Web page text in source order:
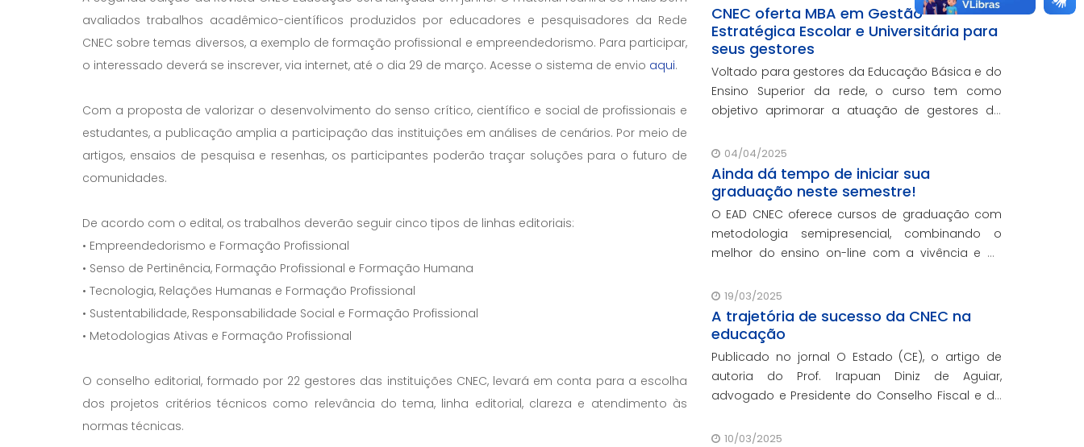
avaliados trabalhos acadêmico-científicos produzidos por educadores e pesquisadores da Rede
CNEC sobre temas diversos, a exemplo de formação profissional e empreendedorismo. Para participar,
o interessado deverá se inscrever, via internet, até o dia 29 de março. Acesse o sistema de envio aqui.
Com a proposta de valorizar o desenvolvimento do senso crítico, científico e social de profissionais e
estudantes, a publicação amplia a participação das instituições em análises de cenários. Por meio de
artigos, ensaios de pesquisa e resenhas, os participantes poderão traçar soluções para o futuro de
comunidades.
De acordo com o edital, os trabalhos deverão seguir cinco tipos de linhas editoriais:
• Empreendedorismo e Formação Profissional
• Senso de Pertinência, Formação Profissional e Formação Humana
• Tecnologia, Relações Humanas e Formação Profissional
• Sustentabilidade, Responsabilidade Social e Formação Profissional
• Metodologias Ativas e Formação Profissional
O conselho editorial, formado por 22 gestores das instituições CNEC, levará em conta para a escolha
dos projetos critérios técnicos como relevância do tema, linha editorial, clareza e atendimento às
normas técnicas.
CNEC oferta MBA em Gestão
Estratégica Escolar e Universitária para
seus gestores
Voltado para gestores da Educação Básica e do
Ensino Superior da rede, o curso tem como
objetivo aprimorar a atuação de gestores da
continuada em serviço da instituição, contando
com o oferecimento gratuito da Re
04/04/2025
Ainda dá tempo de iniciar sua
graduação neste semestre!
O EAD CNEC oferece cursos de graduação com
metodologia semipresencial, combinando o
melhor do ensino on-line com a vivência e as
19/03/2025
A trajetória de sucesso da CNEC na
educação
Publicado no jornal O Estado (CE), o artigo de
autoria do Prof. Irapuan Diniz de Aguiar,
advogado e Presidente do Conselho Fiscal e de
e o impacto cenecista na educação brasileira.
10/03/2025